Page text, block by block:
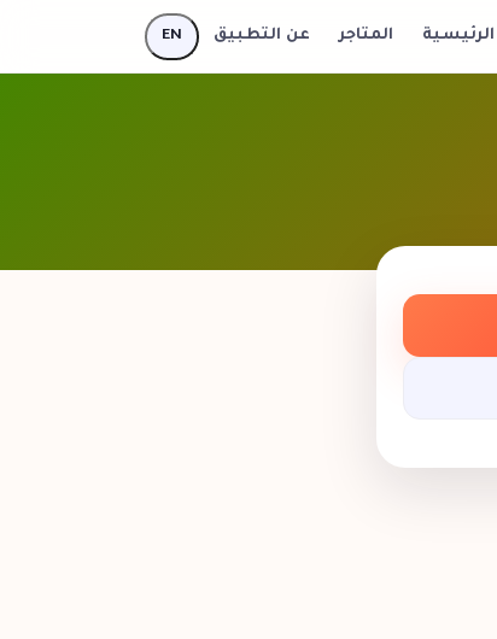
الرئيسية المتاجر عن التطبيق EN